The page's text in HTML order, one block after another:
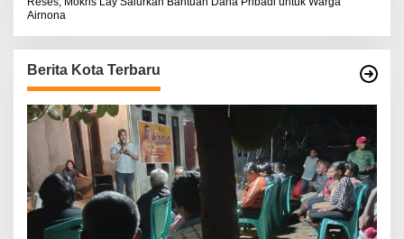
Airnona
Berita Kota Terbaru